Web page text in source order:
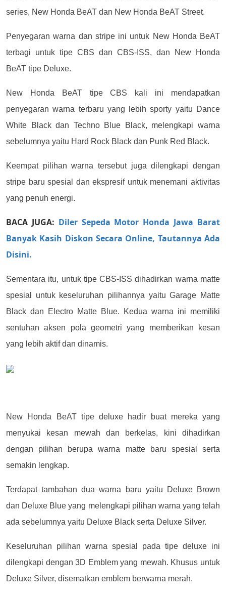
series, New Honda BeAT dan New Honda BeAT Street.
Penyegaran warna dan stripe ini untuk New Honda BeAT
terbagi untuk tipe CBS dan CBS-ISS, dan New Honda
BeAT tipe Deluxe.
New Honda BeAT tipe CBS kali ini mendapatkan
penyegaran warna terbaru yang lebih sporty yaitu Dance
White Black dan Techno Blue Black, melengkapi warna
sebelumnya yaitu Hard Rock Black dan Punk Red Black.
Keempat pilihan warna tersebut juga dilengkapi dengan
stripe baru spesial dan ekspresif untuk menemani aktivitas
yang penuh energi.
BACA JUGA: Diler Sepeda Motor Honda Jawa Barat
Banyak Kasih Diskon Secara Online, Tautannya Ada
Disini.
Sementara itu, untuk tipe CBS-ISS dihadirkan warna matte
spesial untuk keseluruhan pilihannya yaitu Garage Matte
Black dan Electro Matte Blue.
Kedua warna ini memiliki
sentuhan aksen pola geometri yang memberikan kesan
yang lebih aktif dan dinamis.
New Honda BeAT tipe deluxe hadir buat mereka yang
menyukai kesan mewah dan berkelas, kini dihadirkan
dengan pilihan berupa warna matte baru spesial serta
semakin lengkap.
Terdapat tambahan dua warna baru yaitu Deluxe Brown
dan Deluxe Blue yang melengkapi pilihan warna yang telah
ada sebelumnya yaitu Deluxe Black serta Deluxe Silver.
Keseluruhan pilihan warna spesial pada tipe deluxe ini
dilengkapi dengan 3D Emblem yang mewah. Khusus untuk
Deluxe Silver, disematkan emblem berwarna merah.